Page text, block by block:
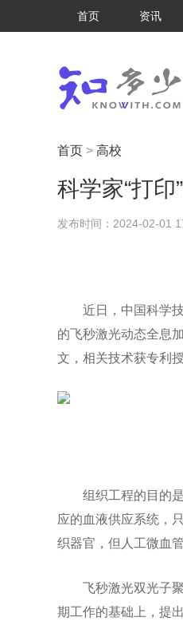
首页 资讯
首页 > 高校
科学家“打
发布时间：2024-02-01
近日，中国科学
的飞秒激光动态全息
文，相关技术获专利授
组织工程的目的
应的血液供应系统，
织器官，但人工微血
飞秒激光双光子
期工作的基础上，提